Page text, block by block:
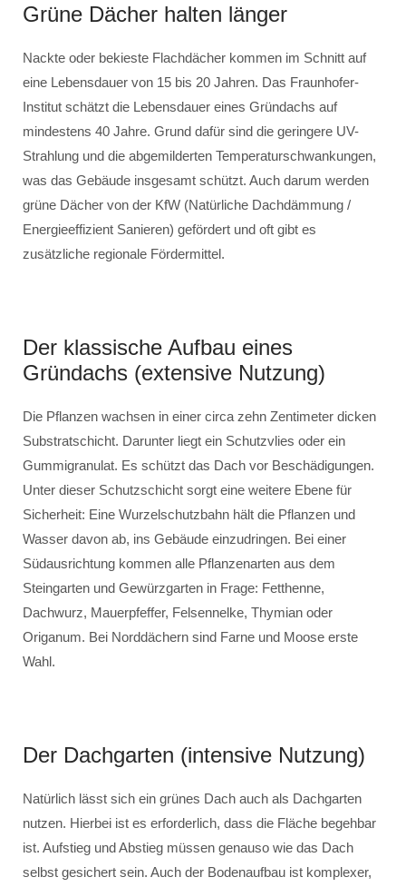
Grüne Dächer halten länger
Nackte oder bekieste Flachdächer kommen im Schnitt auf
eine Lebensdauer von 15 bis 20 Jahren. Das Fraunhofer-
Institut schätzt die Lebensdauer eines Gründachs auf
mindestens 40 Jahre. Grund dafür sind die geringere UV-
Strahlung und die abgemilderten Temperaturschwankungen,
was das Gebäude insgesamt schützt. Auch darum werden
grüne Dächer von der KfW (Natürliche Dachdämmung /
Energieeffizient Sanieren) gefördert und oft gibt es
zusätzliche regionale Fördermittel.
Der klassische Aufbau eines
Gründachs (extensive Nutzung)
Die Pflanzen wachsen in einer circa zehn Zentimeter dicken
Substratschicht. Darunter liegt ein Schutzvlies oder ein
Gummigranulat. Es schützt das Dach vor Beschädigungen.
Unter dieser Schutzschicht sorgt eine weitere Ebene für
Sicherheit: Eine Wurzelschutzbahn hält die Pflanzen und
Wasser davon ab, ins Gebäude einzudringen. Bei einer
Südausrichtung kommen alle Pflanzenarten aus dem
Steingarten und Gewürzgarten in Frage: Fetthenne,
Dachwurz, Mauerpfeffer, Felsennelke, Thymian oder
Origanum. Bei Norddächern sind Farne und Moose erste
Wahl.
Der Dachgarten (intensive Nutzung)
Natürlich lässt sich ein grünes Dach auch als Dachgarten
nutzen. Hierbei ist es erforderlich, dass die Fläche begehbar
ist. Aufstieg und Abstieg müssen genauso wie das Dach
selbst gesichert sein. Auch der Bodenaufbau ist komplexer,